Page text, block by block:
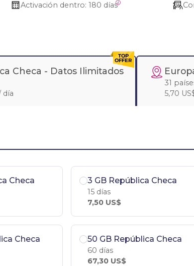
Activación dentro: 180 días
Checa - Datos Ilimitados
día
31
5,70
Checa 3 GB República Checa
15 días
7,50 US$
Checa 50 GB República Checa
60 días
67,30 US$